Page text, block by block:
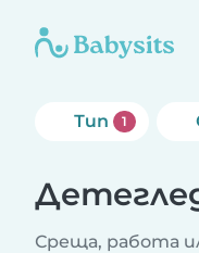
Тип 1
Среща, работа